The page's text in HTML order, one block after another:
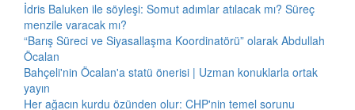
İdris Baluken ile söyleşi: Somut adımlar atılacak mı? Süreç
menzile varacak mı?
“Barış Süreci ve Siyasallaşma Koordinatörü” olarak Abdullah
Öcalan
Bahçeli'nin Öcalan'a statü önerisi | Uzman konuklarla ortak
yayın
Her ağacın kurdu özünden olur: CHP'nin temel sorunu